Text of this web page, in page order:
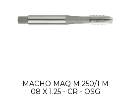
MACHO MAQ M 250/1 M
08 X 1.25 - CR - OSG